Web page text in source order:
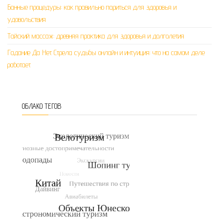
Банные процедуры: как правильно париться для здоровья и
удовольствия
Тайский массаж: древняя практика для здоровья и долголетия
Гадание Да Нет Стрела судьбы онлайн и интуиция: что на самом деле
работает
ОБЛАКО ТЕГОВ